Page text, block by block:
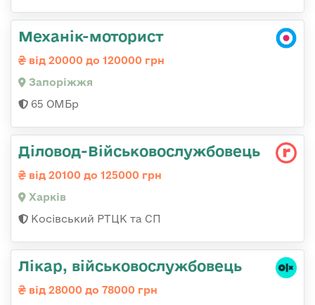
Механік-моторист
від 20000 до 120000 грн
Запоріжжя
65 ОМБр
Діловод-Військовослужбовець
від 20100 до 125000 грн
Харків
Косівський РТЦК та СП
Лікар, військовослужбовець
від 28000 до 78000 грн